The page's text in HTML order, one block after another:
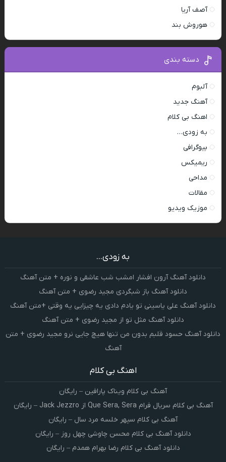
آصف آریا
هوروش بند
دسته بندی
آلبوم
آهنگ جدید
اهنگ بی کلام
به زودی…
بیوگرافی
ریمیکس
مداحی
مقالات
موزیک ویدیو
به زودی...
دانلود آهنگ آرون افشار امشب شب عاشقی و نوره + متن آهنگ
دانلود آهنگ باز شبگردی مجید رضوی + متن آهنگ
دانلود آهنگ علی یاسینی تو یادم دادی یه چیزایی یه وقتی +متن آهنگ
دانلود آهنگ مثل تو از مجید رضوی + متن آهنگ
دانلود آهنگ حسود قلبم بدون من تنها هیچ جایی نرو مجید رضوی + متن
آهنگ
اهنگ بی کلام
آهنگ بی کلام ویناک پارافین – رایگان
آهنگ بی کلام سریال فرام Que Sera, Sera از Jack Jezzro – رایگان
آهنگ بی کلام سپهر خلسه مرد سال – رایگان
دانلود آهنگ بی کلام محسن چاوشی چهل روز – رایگان
دانلود آهنگ بی کلام رضا بهرام همدم – رایگان